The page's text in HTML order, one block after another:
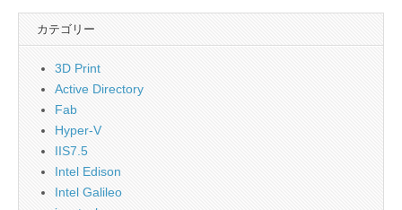
カテゴリー
3D Print
Active Directory
Fab
Hyper-V
IIS7.5
Intel Edison
Intel Galileo